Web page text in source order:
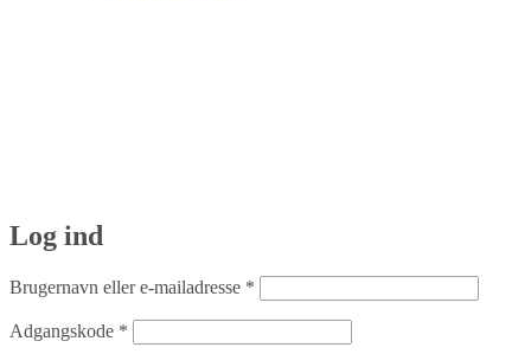
Log ind
Brugernavn eller e-mailadresse *
Adgangskode *